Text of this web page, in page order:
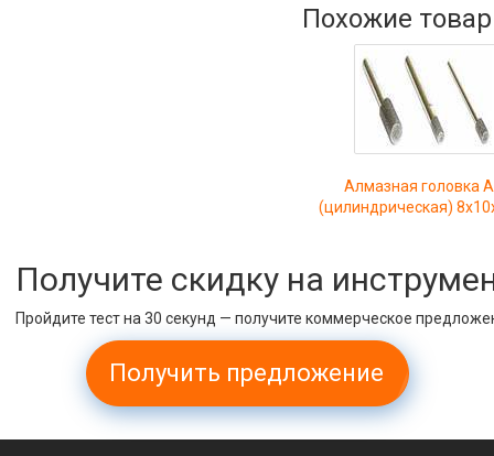
Похожие
Алмазная головка
(цилиндрическая)
Получите скидку на
Пройдите тест на 30 секунд — получите коммерческое
Получить предложение